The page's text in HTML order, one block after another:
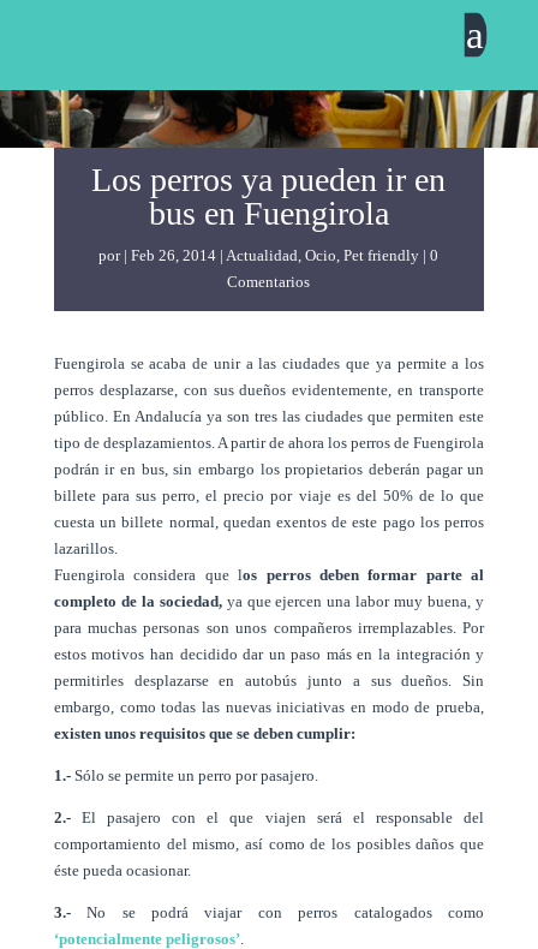
a
Los perros ya pueden ir en
bus en Fuengirola
por Feb 26, 2014 Actualidad ,Ocio ,Pet friendly
0
Comentarios
Fuengirola se acaba de unir a las ciudades que ya permite a los
perros desplazarse, con sus dueños evidentemente, en transporte
público. En Andalucía ya son tres las ciudades que permiten este
tipo de desplazamientos. A partir de ahora los perros de Fuengirola
podrán ir en bus, sin embargo los propietarios deberán pagar un
billete para sus perro, el precio por viaje es del 50% de lo que
cuesta un billete normal, quedan exentos de este pago los perros
lazarillos.
Fuengirola considera que los perros deben formar parte al
completo de la sociedad,ya que ejercen una labor muy buena, y
para muchas personas son unos compañeros irremplazables. Por
estos motivos han decidido dar un paso más en la integración y
permitirles desplazarse en autobús junto a sus dueños. Sin
embargo, como todas las nuevas iniciativas en modo de prueba,
existen unos requisitos que se deben cumplir:
1.-Sólo se permite un perro por pasajero.
2.-El pasajero con el que viajen será el responsable del
comportamiento del mismo, así como de los posibles daños que
éste pueda ocasionar.
3.-No se podrá viajar con perros catalogados como
‘potencialmente peligrosos’.